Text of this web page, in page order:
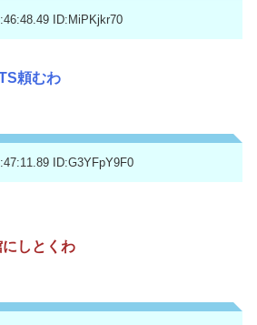
ID:MiPKjkr70
頼むわ
ID:G3YFpY9F0
しとくわ